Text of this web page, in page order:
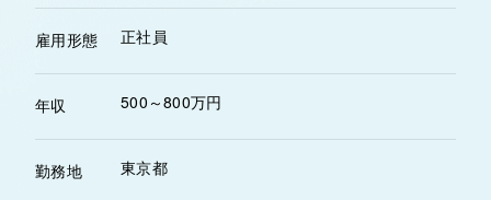
雇用形態 正社員
年収 500～800万円
勤務地 東京都